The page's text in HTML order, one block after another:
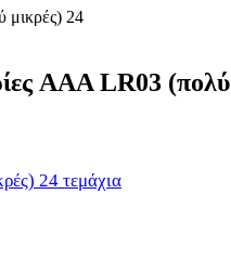
AAA LR03 (πολύ
24 τεμάχια